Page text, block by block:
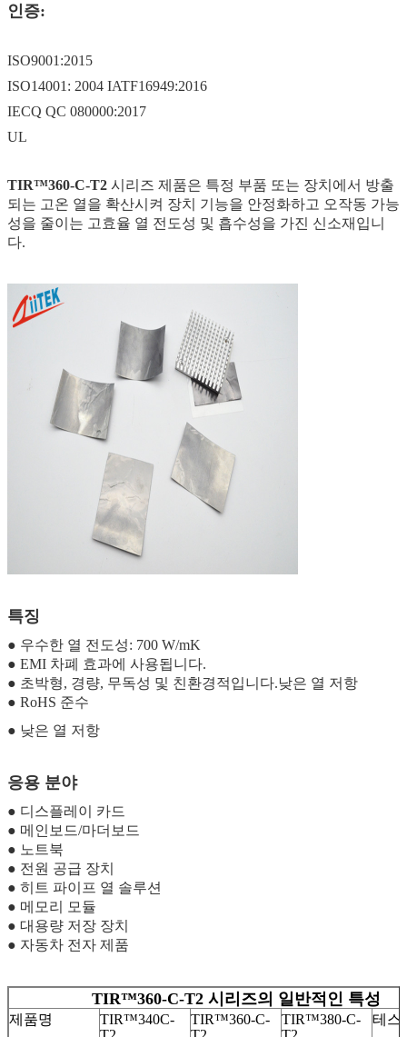
인증:
ISO9001:2015
ISO14001: 2004 IATF16949:2016
IECQ QC 080000:2017
UL
TIR™360-C-T2 시리즈 제품은 특정 부품 또는 장치에서 방출
되는 고온 열을 확산시켜 장치 기능을 안정화하고 오작동 가능
성을 줄이는 고효율 열 전도성 및 흡수성을 가진 신소재입니
다.
특징
● 우수한 열 전도성: 700 W/mK
● EMI 차폐 효과에 사용됩니다.
● 초박형, 경량, 무독성 및 친환경적입니다.낮은 열 저항
● RoHS 준수
● 낮은 열 저항
응용 분야
● 디스플레이 카드
● 메인보드/마더보드
● 노트북
● 전원 공급 장치
● 히트 파이프 열 솔루션
● 메모리 모듈
● 대용량 저장 장치
● 자동차 전자 제품
TIR™360-C-T2 시리즈의 일반적인 특성
제품명
TIR™340C-
TIR™360-C-
TIR™380-C-
테스